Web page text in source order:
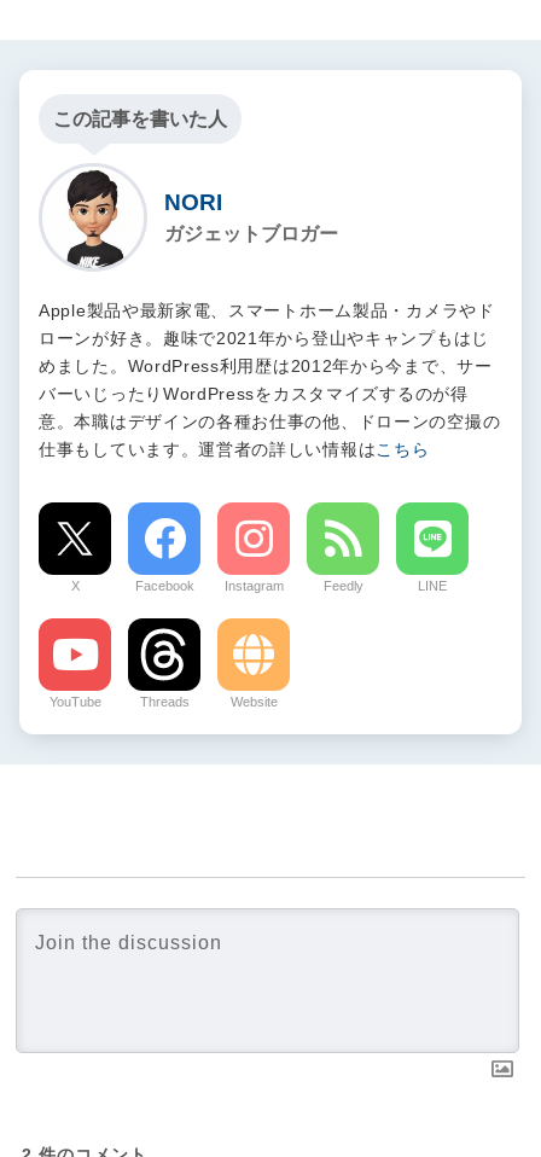
この記事を書いた人
NORI
ガジェットブロガー
Apple製品や最新家電、スマートホーム製品・カメラやド
ローンが好き。趣味で2021年から登山やキャンプもはじ
めました。WordPress利用歴は2012年から今まで、サー
バーいじったりWordPressをカスタマイズするのが得
意。本職はデザインの各種お仕事の他、ドローンの空撮の
仕事もしています。運営者の詳しい情報は こちら
X Facebook Instagram Feedly LINE
YouTube Threads Website